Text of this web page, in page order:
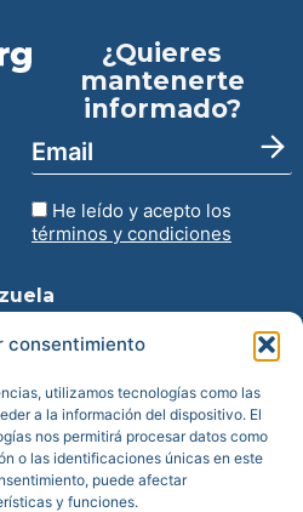
consentimiento
utilizamos tecnologías como las
a la información del dispositivo. El
nos permitirá procesar datos como
o las identificaciones únicas en este
puede afectar
y funciones.
¿Quieres
mantenerte
informado?
He leído y acepto los
términos y condiciones
en la
iPhone